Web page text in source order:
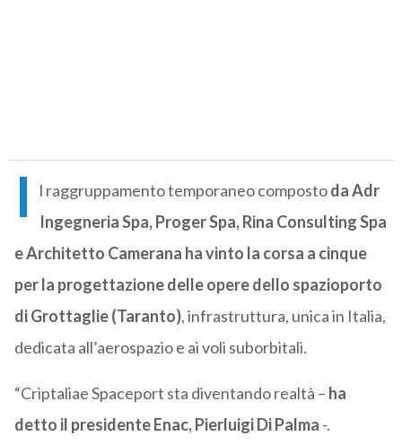
I l raggruppamento temporaneo compostoda Adr
Ingegneria Spa, Proger Spa, Rina Consulting Spa
e Architetto Camerana ha vinto la corsa a cinque
per la progettazione delle opere dello spazioporto
di Grottaglie (Taranto), infrastruttura, unica in Italia,
dedicata all’aerospazio e ai voli suborbitali.
“Criptaliae Spaceport sta diventando realtà – ha
detto il presidente Enac, Pierluigi Di Palma -.